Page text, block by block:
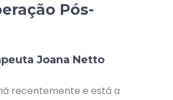
Pós-
Joana Netto
recentemente e está a